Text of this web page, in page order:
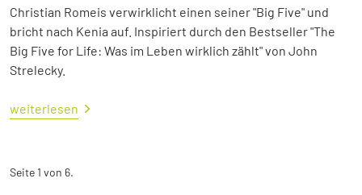
Christian Romeis verwirklicht einen seiner "Big Five" und
bricht nach Kenia auf. Inspiriert durch den Bestseller "The
Big Five for Life: Was im Leben wirklich zählt" von John
Strelecky.
weiterlesen
Seite 1 von 6.